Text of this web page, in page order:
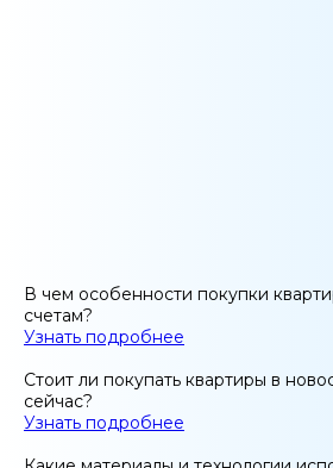
В чем особенности покупки
счетам?
Узнать подробнее
Стоит ли покупать квартиры в
сейчас?
Узнать подробнее